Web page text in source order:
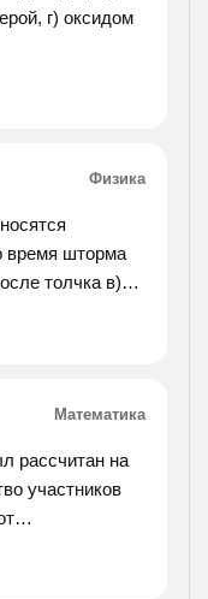
г) оксидом
Физика
время шторма
толчка в)
при
Математика
рассчитан на
участников
на сколько